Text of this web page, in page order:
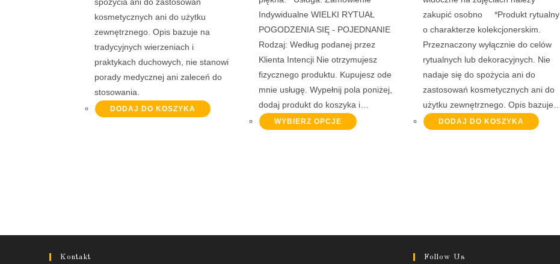
kosmetycznych ani do użytku
zewnętrznego. Opis bazuje na
tradycyjnych wierzeniach i
praktykach duchowych, nie stanowi
porady medycznej ani zaleceń do
stosowania.
DODAJ DO KOSZYKA
Indywidualne WIELKI RYTUAŁ
POGODZENIA SIĘ - POJEDNANIE
Rodzaj: Według podanej przez
Klienta Intencji Nie otrzymujesz
fizycznego produktu. Kupujesz ode
mnie usługę. Wypełnij pola poniżej,
dodaj produkt do koszyka i…
WYBIERZ OPCJE
zakupić osobno *Produkt rytualny
o charakterze kolekcjonerskim.
Przeznaczony wyłącznie do celów
rytualnych lub dekoracyjnych. Nie
nadaje się do spożycia ani do
zastosowań kosmetycznych ani do
użytku zewnętrznego. Opis bazuje…
DODAJ DO KOSZYKA
Kontakt Follow Us